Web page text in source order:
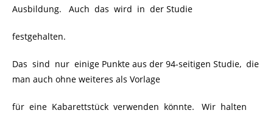
Ausbildung. Auch das wird in der Studie
festgehalten.
Das sind nur einige Punkte aus der 94-seitigen Studie, die
man auch ohne weiteres als Vorlage
für eine Kabarettstück verwenden könnte. Wir halten